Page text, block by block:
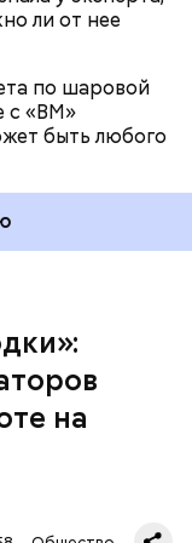
ли от нее
по шаровой
с «ВМ»
быть любого
на
Сказали,
отряд. Через
сторону
множество